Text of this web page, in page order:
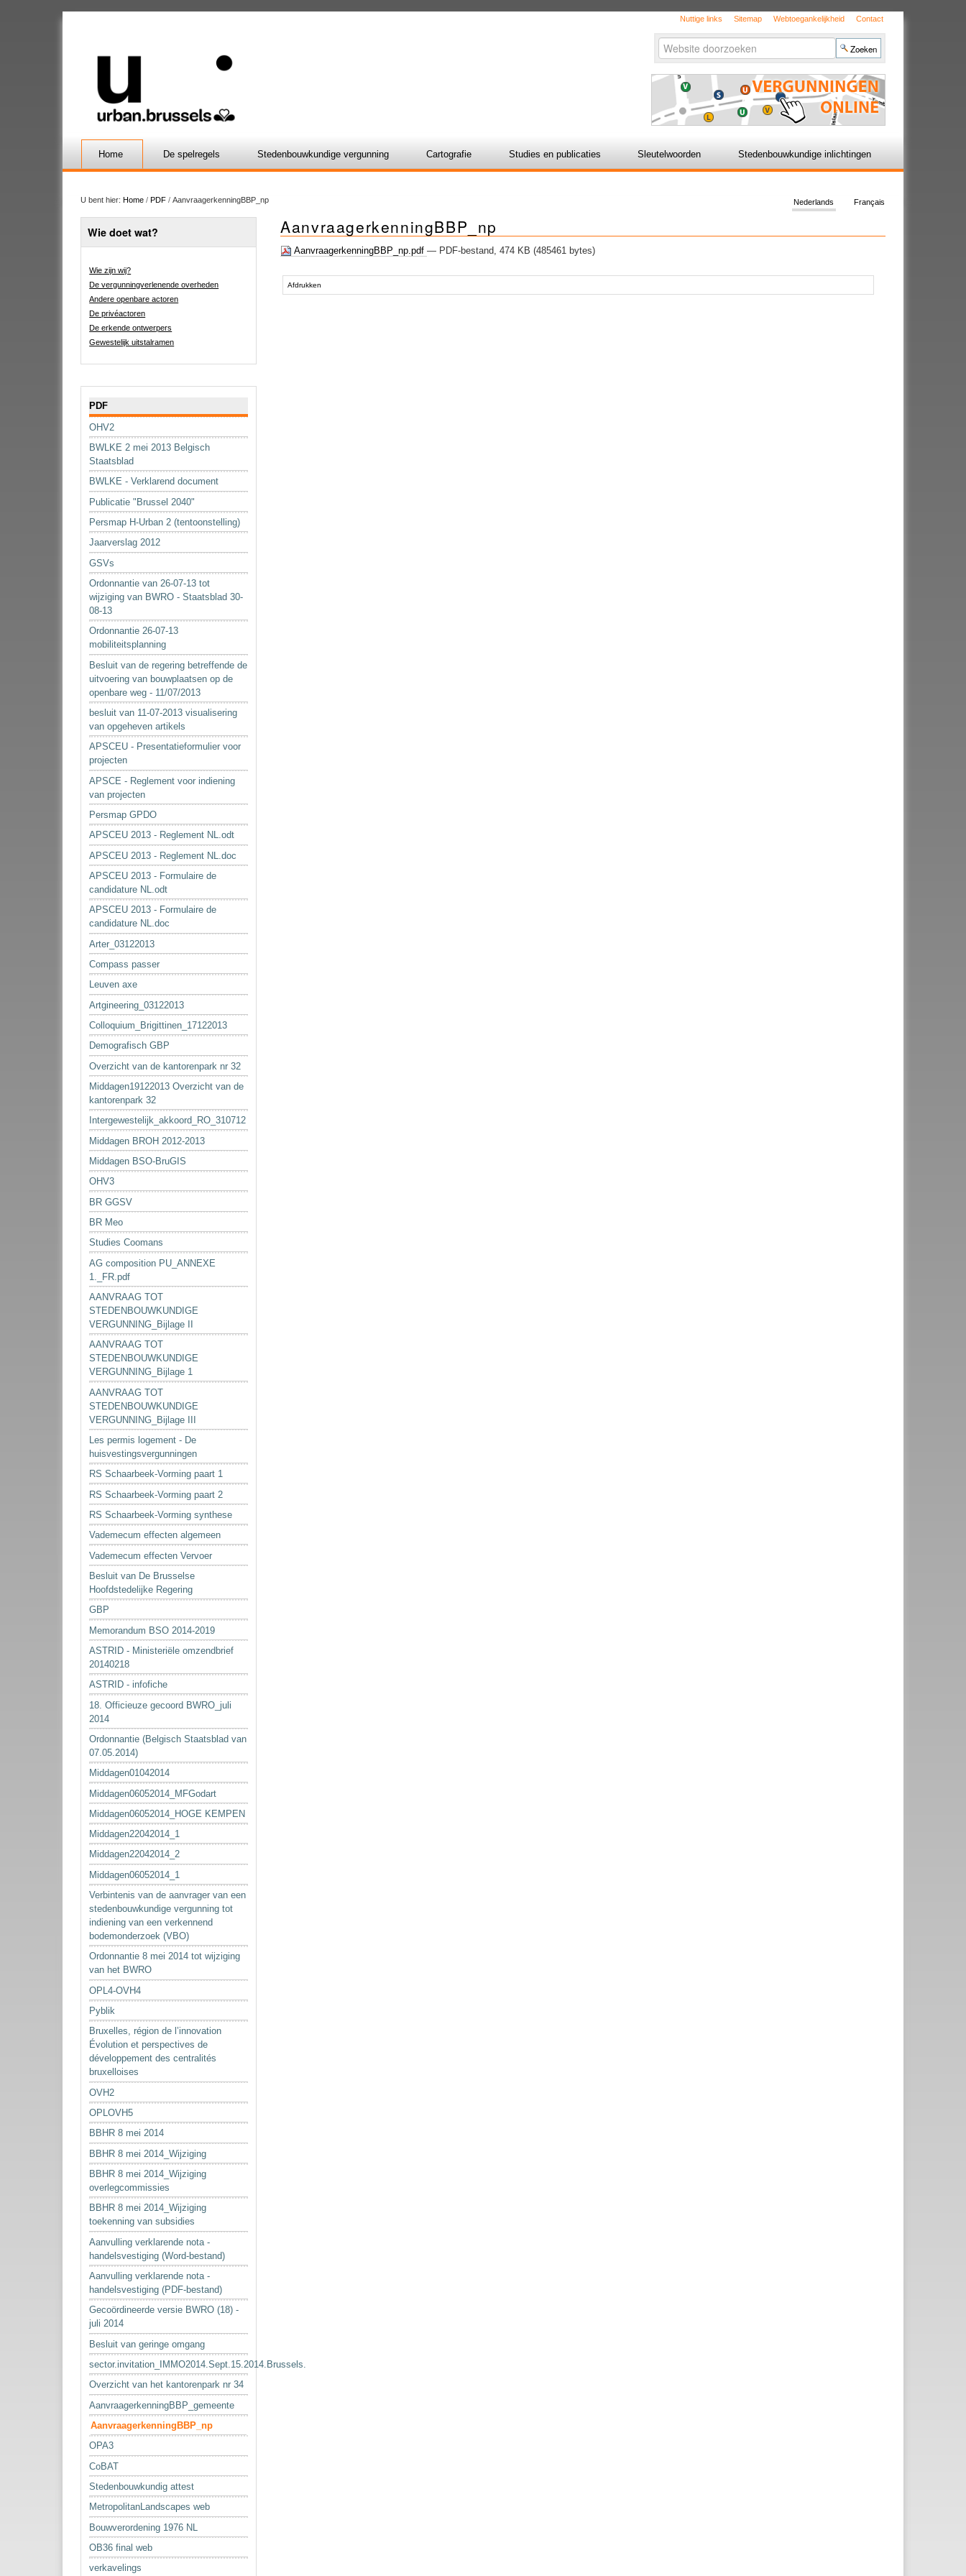
Nuttige links Sitemap Webtoegankelijkheid Contact
Zoek
zoeken...
Home De spelregels Stedenbouwkundige vergunning Cartografie Studies en publicaties Sleutelwoorden Stedenbouwkundige inlichtingen
U bent hier: Home / PDF / AanvraagerkenningBBP_np Français
Nederlands
Wie doet wat?
Wie zijn wij?
De vergunningverlenende overheden
Andere openbare actoren
De privéactoren
De erkende ontwerpers
Gewestelijk uitstalramen
PDF
OHV2
BWLKE 2 mei 2013 Belgisch
Staatsblad
BWLKE - Verklarend document
Publicatie "Brussel 2040"
Persmap H-Urban 2 (tentoonstelling)
Jaarverslag 2012
GSVs
Ordonnantie van 26-07-13 tot
wijziging van BWRO - Staatsblad 30-
08-13
Ordonnantie 26-07-13
mobiliteitsplanning
Besluit van de regering betreffende de
uitvoering van bouwplaatsen op de
openbare weg - 11/07/2013
besluit van 11-07-2013 visualisering
van opgeheven artikels
APSCEU - Presentatieformulier voor
projecten
APSCE - Reglement voor indiening
van projecten
Persmap GPDO
APSCEU 2013 - Reglement NL.odt
APSCEU 2013 - Reglement NL.doc
APSCEU 2013 - Formulaire de
candidature NL.odt
APSCEU 2013 - Formulaire de
candidature NL.doc
Arter_03122013
Compass passer
Leuven axe
Artgineering_03122013
Colloquium_Brigittinen_17122013
Demografisch GBP
Overzicht van de kantorenpark nr 32
Middagen19122013 Overzicht van de
kantorenpark 32
Intergewestelijk_akkoord_RO_310712
Middagen BROH 2012-2013
Middagen BSO-BruGIS
OHV3
BR GGSV
BR Meo
Studies Coomans
AG composition PU_ANNEXE
1._FR.pdf
AANVRAAG TOT
STEDENBOUWKUNDIGE
VERGUNNING_Bijlage II
AANVRAAG TOT
STEDENBOUWKUNDIGE
VERGUNNING_Bijlage 1
AANVRAAG TOT
STEDENBOUWKUNDIGE
VERGUNNING_Bijlage III
Les permis logement - De
huisvestingsvergunningen
RS Schaarbeek-Vorming paart 1
RS Schaarbeek-Vorming paart 2
RS Schaarbeek-Vorming synthese
Vademecum effecten algemeen
Vademecum effecten Vervoer
Besluit van De Brusselse
Hoofdstedelijke Regering
GBP
Memorandum BSO 2014-2019
ASTRID - Ministeriële omzendbrief
20140218
ASTRID - infofiche
18. Officieuze gecoord BWRO_juli
2014
Ordonnantie (Belgisch Staatsblad van
07.05.2014)
Middagen01042014
Middagen06052014_MFGodart
Middagen06052014_HOGE KEMPEN
Middagen22042014_1
Middagen22042014_2
Middagen06052014_1
Verbintenis van de aanvrager van een
stedenbouwkundige vergunning tot
indiening van een verkennend
bodemonderzoek (VBO)
Ordonnantie 8 mei 2014 tot wijziging
van het BWRO
OPL4-OVH4
Pyblik
Bruxelles, région de l’innovation
Évolution et perspectives de
développement des centralités
bruxelloises
OVH2
OPLOVH5
BBHR 8 mei 2014
BBHR 8 mei 2014_Wijziging
BBHR 8 mei 2014_Wijziging
overlegcommissies
BBHR 8 mei 2014_Wijziging
toekenning van subsidies
Aanvulling verklarende nota -
handelsvestiging (Word-bestand)
Aanvulling verklarende nota -
handelsvestiging (PDF-bestand)
Gecoördineerde versie BWRO (18) -
juli 2014
Besluit van geringe omgang
sector.invitation_IMMO2014.Sept.15.2014.Brussels.
Overzicht van het kantorenpark nr 34
AanvraagerkenningBBP_gemeente
AanvraagerkenningBBP_np
OPA3
CoBAT
Stedenbouwkundig attest
MetropolitanLandscapes web
Bouwverordening 1976 NL
OB36 final web
verkavelings
AanvraagerkenningBBP_np
AanvraagerkenningBBP_np.pdf— PDF-bestand, 474 KB (485461 bytes)
acties
Afdrukken